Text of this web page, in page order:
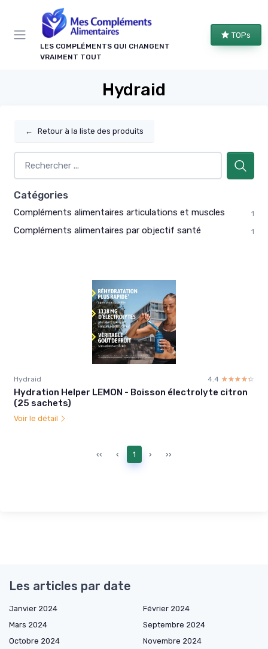
LES COMPLÉMENTS QUI CHANGENT
VRAIMENT TOUT
TOPs
Hydraid
← Retour à la liste des produits
Catégories
Compléments alimentaires articulations et muscles 1
Compléments alimentaires par objectif santé 1
Hydraid 4.4 ☆☆☆☆☆
★★★★★
Hydration Helper LEMON - Boisson électrolyte citron
(25 sachets)
Voir le détail
‹‹ ‹ 1 › ››
Les articles par date
Janvier 2024
Février 2024
Mars 2024
Septembre 2024
Octobre 2024
Novembre 2024
Panneau de gestion des cookies